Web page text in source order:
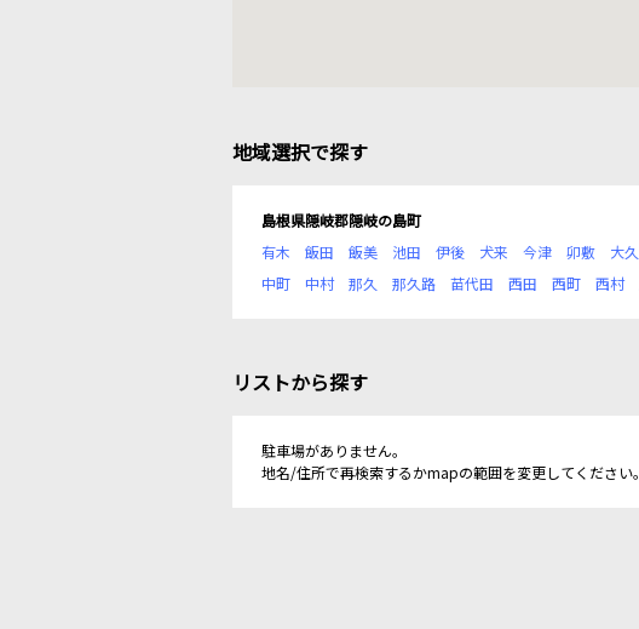
地域選択で探す
島根県隠岐郡隠岐の島町
有木
飯田 飯美 池田 伊後 犬来 今津 卯敷 大久
中町
中村 那久 那久路 苗代田 西田 西町 西村
リストから探す
駐車場がありません。
地名/住所で再検索するかmapの範囲を変更してください。